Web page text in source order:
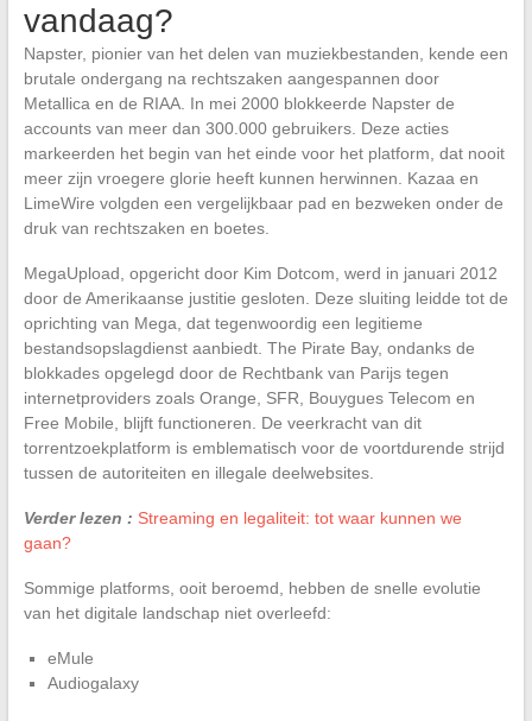
vandaag?
Napster, pionier van het delen van muziekbestanden, kende een
brutale ondergang na rechtszaken aangespannen door
Metallica en de RIAA. In mei 2000 blokkeerde Napster de
accounts van meer dan 300.000 gebruikers. Deze acties
markeerden het begin van het einde voor het platform, dat nooit
meer zijn vroegere glorie heeft kunnen herwinnen. Kazaa en
LimeWire volgden een vergelijkbaar pad en bezweken onder de
druk van rechtszaken en boetes.
MegaUpload, opgericht door Kim Dotcom, werd in januari 2012
door de Amerikaanse justitie gesloten. Deze sluiting leidde tot de
oprichting van Mega, dat tegenwoordig een legitieme
bestandsopslagdienst aanbiedt. The Pirate Bay, ondanks de
blokkades opgelegd door de Rechtbank van Parijs tegen
internetproviders zoals Orange, SFR, Bouygues Telecom en
Free Mobile, blijft functioneren. De veerkracht van dit
torrentzoekplatform is emblematisch voor de voortdurende strijd
tussen de autoriteiten en illegale deelwebsites.
Verder lezen : Streaming en legaliteit: tot waar kunnen we
gaan?
Sommige platforms, ooit beroemd, hebben de snelle evolutie
van het digitale landschap niet overleefd:
eMule
Audiogalaxy